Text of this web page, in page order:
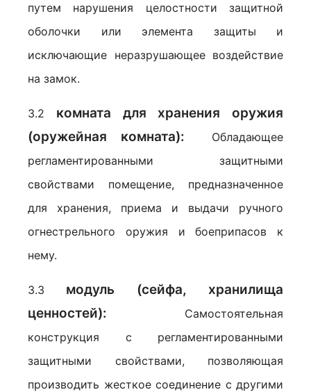
путем нарушения целостности защитной
оболочки или элемента защиты и
исключающие неразрушающее воздействие
на замок.
3.2 комната для хранения оружия
(оружейная комната):
Обладающее
регламентированными защитными
свойствами помещение, предназначенное
для хранения, приема и выдачи ручного
огнестрельного оружия и боеприпасов к
нему.
3.3 модуль (сейфа, хранилища
ценностей):
Самостоятельная
конструкция с регламентированными
защитными свойствами, позволяющая
производить жесткое соединение с другими